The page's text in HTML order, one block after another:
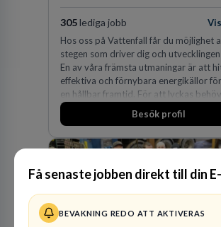
Få senaste jobben direkt till din
BEVAKNING REDO ATT AKTIVERAS
305lediga jobb
Hos oss på Vattenfall får du möjlighet
stegen som driver dig och
En av våra främsta utmaningar är att
effektiva och förnybara energikällor för
en hållbar framtid. För att lyckas
fler medarbetare som vill göra skillnad.
Besök profil